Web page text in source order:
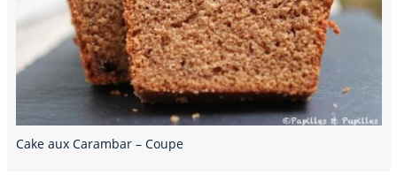
Cake aux Carambar – Coupe